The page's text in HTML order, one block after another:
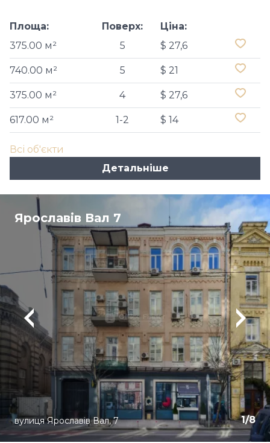
Площа:
375.00 м²
Поверх:
5
Ціна:
$ 27,6
740.00 м² 5 $ 21
375.00 м² 4 $ 27,6
617.00 м² 1-2 $ 14
Всі об'єкти
Детальніше
Ярославів Вал 7
1/8
вулиця Ярославів Вал, 7